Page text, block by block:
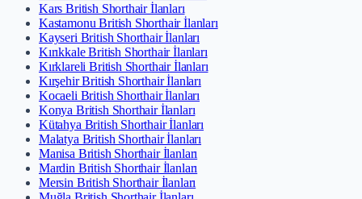
Kars British Shorthair İlanları
Kastamonu British Shorthair İlanları
Kayseri British Shorthair İlanları
Kırıkkale British Shorthair İlanları
Kırklareli British Shorthair İlanları
Kırşehir British Shorthair İlanları
Kocaeli British Shorthair İlanları
Konya British Shorthair İlanları
Kütahya British Shorthair İlanları
Malatya British Shorthair İlanları
Manisa British Shorthair İlanları
Mardin British Shorthair İlanları
Mersin British Shorthair İlanları